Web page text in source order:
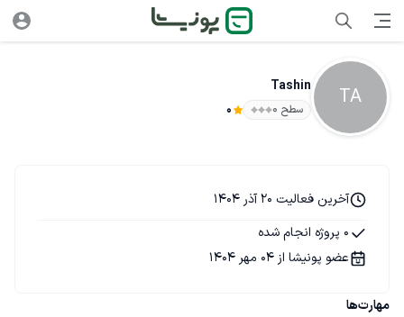
TA
Tashin
سطح ۰ 0
مهارت‌ها
آخرین فعالیت 20 آذر 1404
0 پروژه انجام شده
عضو پونیشا از 04 مهر 1404